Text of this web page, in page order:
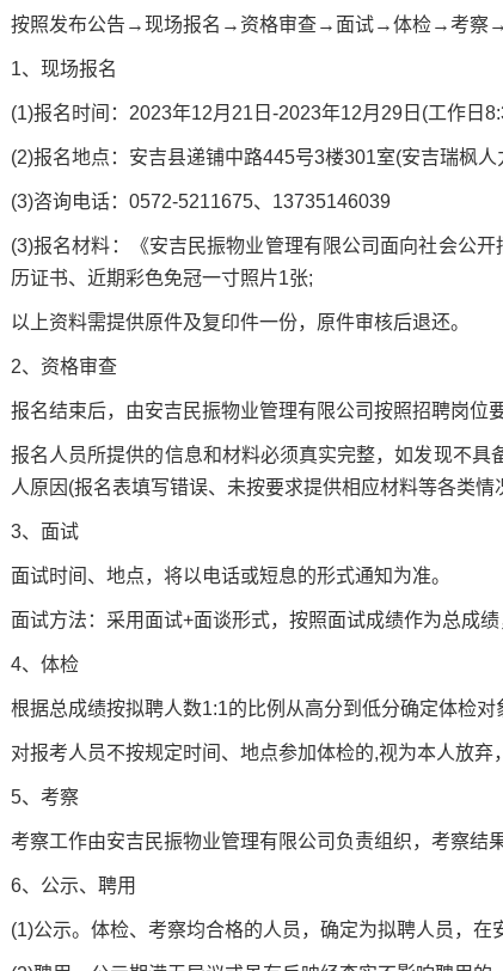
按照发布公告→现场报名→资格审查→面试→体检→考察→
1、现场报名
(1)报名时间：2023年12月21日-2023年12月29日(工作日
(2)报名地点：安吉县递铺中路445号3楼301室(安吉瑞枫人
(3)咨询电话：0572-5211675、13735146039
(3)报名材料：《安吉民振物业管理有限公司面向社会公
历证书、近期彩色免冠一寸照片1张;
以上资料需提供原件及复印件一份，原件审核后退还。
2、资格审查
报名结束后，由安吉民振物业管理有限公司按照招聘岗位
报名人员所提供的信息和材料必须真实完整，如发现不
人原因(报名表填写错误、未按要求提供相应材料等各类情
3、面试
面试时间、地点，将以电话或短息的形式通知为准。
面试方法：采用面试+面谈形式，按照面试成绩作为总成绩
4、体检
根据总成绩按拟聘人数1:1的比例从高分到低分确定体检
对报考人员不按规定时间、地点参加体检的,视为本人放
5、考察
考察工作由安吉民振物业管理有限公司负责组织，考察结
6、公示、聘用
(1)公示。体检、考察均合格的人员，确定为拟聘人员，在